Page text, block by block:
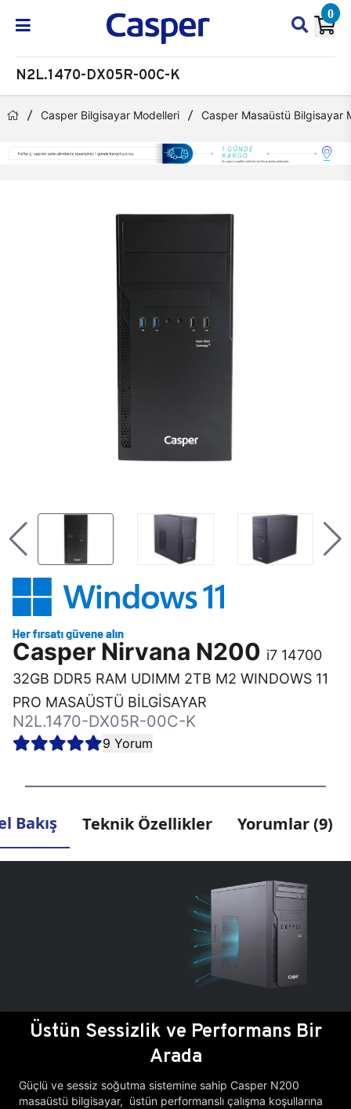
0
N2L.1470-DX05R-00C-K
Casper Bilgisayar Modelleri Casper Masaüstü Bilgisayar
Casper Nirvana N200 i7 14700
32GB DDR5 RAM UDIMM 2TB M2 WINDOWS 11
PRO MASAÜSTÜ BİLGİSAYAR
N2L.1470-DX05R-00C-K
9 Yorum
Bakış Teknik Özellikler Yorumlar (9)
Üstün Sessizlik ve Performans Bir
Arada
Güçlü ve sessiz soğutma sistemine sahip Casper N200
masaüstü bilgisayar, üstün performanslı çalışma koşullarına